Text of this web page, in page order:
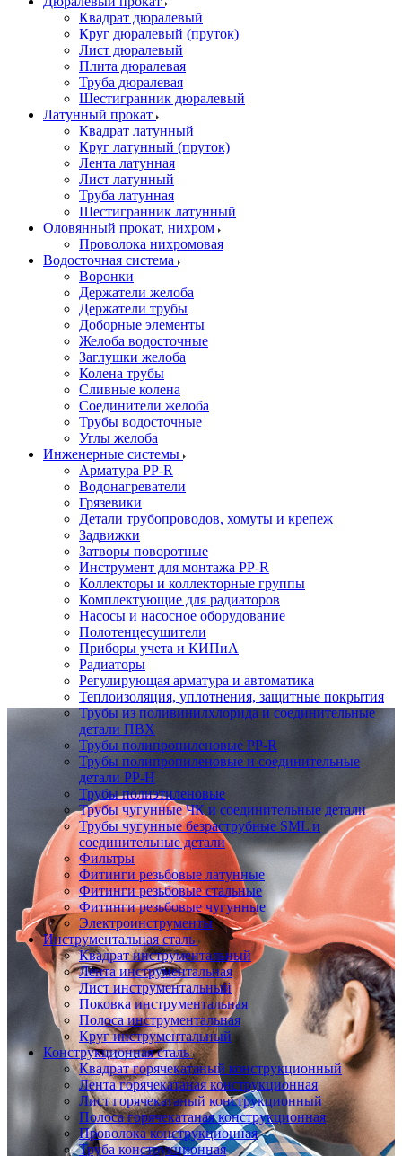
Квадрат дюралевый
Круг дюралевый (пруток)
Лист дюралевый
Плита дюралевая
Труба дюралевая
Шестигранник дюралевый
Латунный прокат
Квадрат латунный
Круг латунный (пруток)
Лента латунная
Лист латунный
Труба латунная
Шестигранник латунный
Оловянный прокат, нихром
Проволока нихромовая
Водосточная система
Воронки
Держатели желоба
Держатели трубы
Доборные элементы
Желоба водосточные
Заглушки желоба
Колена трубы
Сливные колена
Соединители желоба
Трубы водосточные
Углы желоба
Инженерные системы
Арматура PP-R
Водонагреватели
Грязевики
Детали трубопроводов, хомуты и крепеж
Задвижки
Затворы поворотные
Инструмент для монтажа PP-R
Коллекторы и коллекторные группы
Комплектующие для радиаторов
Насосы и насосное оборудование
Полотенцесушители
Приборы учета и КИПиА
Радиаторы
Регулирующая арматура и автоматика
Теплоизоляция, уплотнения, защитные покрытия
Трубы из поливинилхлорида и соединительные
детали ПВХ
Трубы полипропиленовые PP-R
Трубы полипропиленовые и соединительные
детали PP-H
Трубы полиэтиленовые
Трубы чугунные ЧК и соединительные детали
Трубы чугунные безраструбные SML и
соединительные детали
Фильтры
Фитинги резьбовые латунные
Фитинги резьбовые стальные
Фитинги резьбовые чугунные
Электроинструменты
Инструментальная сталь
Квадрат инструментальный
Лента инструментальная
Лист инструментальный
Поковка инструментальная
Полоса инструментальная
Круг инструментальный
Конструкционная сталь
Квадрат горячекатаный конструкционный
Лента горячекатаная конструкционная
Лист горячекатаный конструкционный
Полоса горячекатаная конструкционная
Проволока конструкционная
Труба конструкционная